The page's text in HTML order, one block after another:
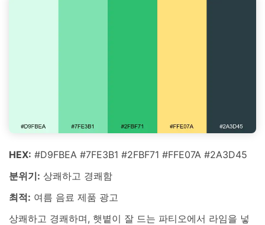
HEX: #D9FBEA #7FE3B1 #2FBF71 #FFE07A #2A3D45
분위기: 상쾌하고 경쾌함
최적: 여름 음료 제품 광고
상쾌하고 경쾌하며, 햇볕이 잘 드는 파티오에서 라임을 넣